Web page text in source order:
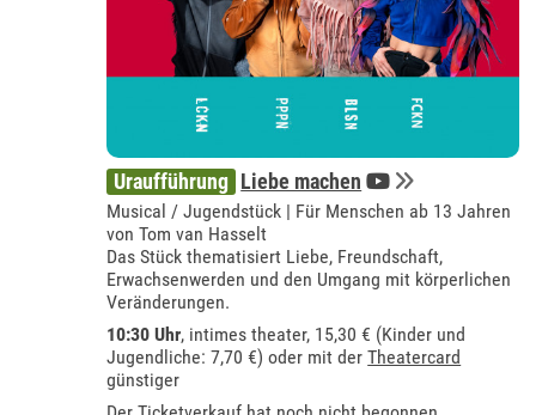
Uraufführung Liebe machen
Musical / Jugendstück | Für Menschen ab 13 Jahren
von Tom van Hasselt
Das Stück thematisiert Liebe, Freundschaft,
Erwachsenwerden und den Umgang mit körperlichen
Veränderungen.
10:30 Uhr, intimes theater, 15,30 € (Kinder und
Jugendliche: 7,70 €) oder mit derTheatercard
günstiger